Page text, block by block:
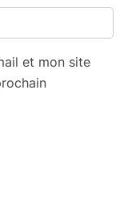
et mon site